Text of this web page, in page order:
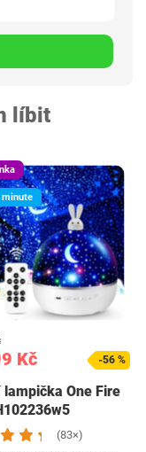
líbit
minute
Kč -56 %
lampička One Fire
(83×)